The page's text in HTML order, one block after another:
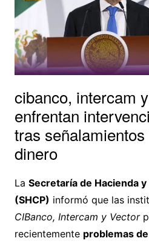
cibanco, intercam
enfrentan
tras
dinero
La Secretaría de Hacienda
(SHCP) informó que las
CIBanco, Intercam y Vector
recientemente problemas